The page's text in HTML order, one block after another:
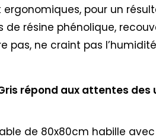
pour un
résine phénolique,
ne craint pas
répond aux attentes
de 80x80cm habille